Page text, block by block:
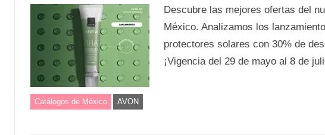
Descubre las mejores ofertas del
México. Analizamos los
protectores solares con 30% de
¡Vigencia del 29 de mayo al 8 de
Catálogos de México AVON